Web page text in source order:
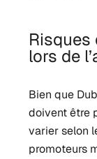
lors de
Bien que
doivent être
varier selon
promoteurs